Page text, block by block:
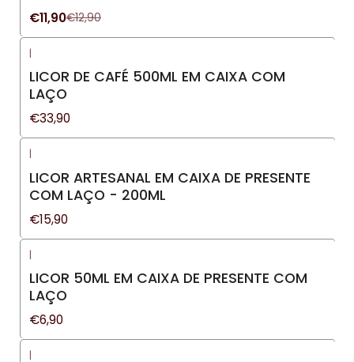
€11,90€12,90
|
LICOR DE CAFÉ 500ML EM CAIXA COM
LAÇO
€33,90
|
LICOR ARTESANAL EM CAIXA DE PRESENTE
COM LAÇO - 200ML
€15,90
|
LICOR 50ML EM CAIXA DE PRESENTE COM
LAÇO
€6,90
|